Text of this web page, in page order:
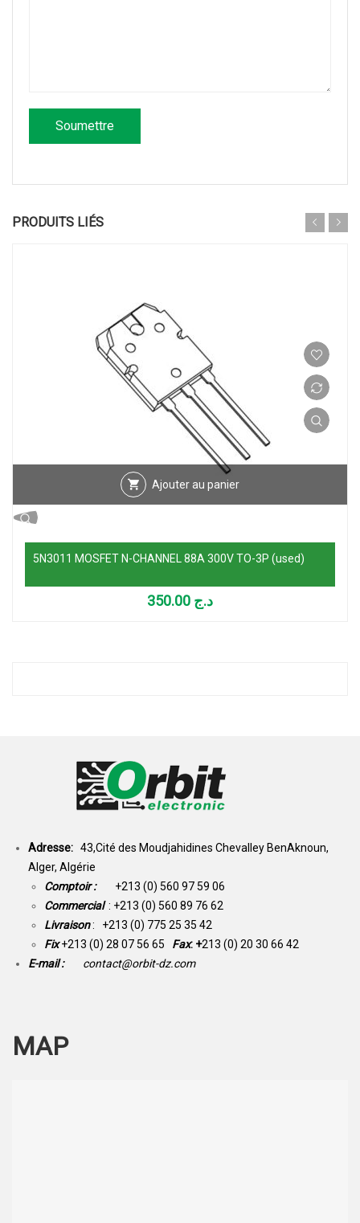
PRODUITS LIÉS
Ajouter au panier
5N3011 MOSFET N-CHANNEL 88A 300V TO-3P (used)
د.ج
Adresse: 43,Cité des Moudjahidines Chevalley BenAknoun,
Alger, Algérie
Comptoir : +213 (0) 560 97 59 06
Commercial : +213 (0) 560 89 76 62
Livraison: +213 (0) 775 25 35 42
Fix +213 (0) 28 07 56 65 Fax: +213 (0) 20 30 66 42
E-mail :
contact@orbit-dz.com
MAP